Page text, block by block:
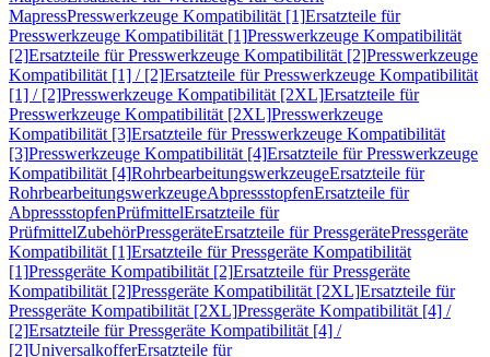
MapressPresswerkzeuge Kompatibilität [1]Ersatzteile für
Presswerkzeuge Kompatibilität [1]Presswerkzeuge Kompatibilität
[2]Ersatzteile für Presswerkzeuge Kompatibilität [2]Presswerkzeuge
Kompatibilität [1] / [2]Ersatzteile für Presswerkzeuge Kompatibilität
[1] / [2]Presswerkzeuge Kompatibilität [2XL]Ersatzteile für
Presswerkzeuge Kompatibilität [2XL]Presswerkzeuge
Kompatibilität [3]Ersatzteile für Presswerkzeuge Kompatibilität
[3]Presswerkzeuge Kompatibilität [4]Ersatzteile für Presswerkzeuge
Kompatibilität [4]RohrbearbeitungswerkzeugeErsatzteile für
RohrbearbeitungswerkzeugeAbpressstopfenErsatzteile für
AbpressstopfenPrüfmittelErsatzteile für
PrüfmittelZubehörPressgeräteErsatzteile für PressgerätePressgeräte
Kompatibilität [1]Ersatzteile für Pressgeräte Kompatibilität
[1]Pressgeräte Kompatibilität [2]Ersatzteile für Pressgeräte
Kompatibilität [2]Pressgeräte Kompatibilität [2XL]Ersatzteile für
Pressgeräte Kompatibilität [2XL]Pressgeräte Kompatibilität [4] /
[2]Ersatzteile für Pressgeräte Kompatibilität [4] /
[2]UniversalkofferErsatzteile für